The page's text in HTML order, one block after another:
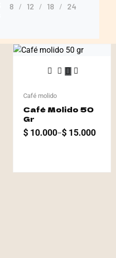
8 12 18 24
Café molido
Café Molido 50
Gr
$ 10.000–$ 15.000